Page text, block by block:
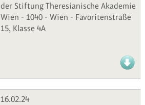
der Stiftung Theresianische Akademie
Wien - 1040 - Wien - Favoritenstraße
15, Klasse 4A
16.02.24